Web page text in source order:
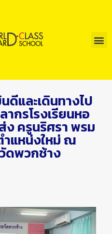
ดีและเดินทางไป
ากรโรงเรียนหอ
ง ครูนริศรา พรม
แหน่งใหม่ ณ
ดพวกช้าง